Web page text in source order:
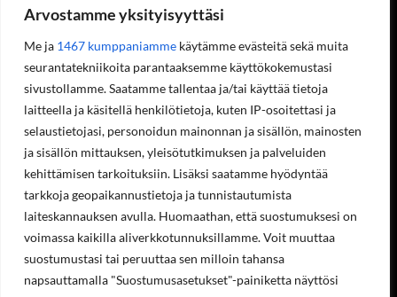
Arvostamme yksityisyyttäsi
Me ja 1467 kumppaniamme käytämme evästeitä sekä muita
seurantatekniikoita parantaaksemme käyttökokemustasi
sivustollamme. Saatamme tallentaa ja/tai käyttää tietoja
laitteella ja käsitellä henkilötietoja, kuten IP-osoitettasi ja
selaustietojasi, personoidun mainonnan ja sisällön, mainosten
ja sisällön mittauksen, yleisötutkimuksen ja palveluiden
kehittämisen tarkoituksiin. Lisäksi saatamme hyödyntää
tarkkoja geopaikannustietoja ja tunnistautumista
laiteskannauksen avulla. Huomaathan, että suostumuksesi on
voimassa kaikilla aliverkkotunnuksillamme. Voit muuttaa
suostumustasi tai peruuttaa sen milloin tahansa
napsauttamalla "Suostumusasetukset"-painiketta näyttösi
Projecta Oy
Tietoa meistä
Yhteystiedot
Työpaikat
Ympäristöohjelma
Rekisteriseloste
Laskutustiedot
Asiakastilin avaaminen
Tilaukset ja palautukset verkkokaupasta
Valikko
Koneet ja laitteet